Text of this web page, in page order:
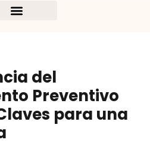
del
Preventivo
para una